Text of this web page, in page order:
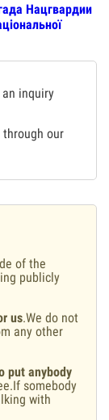
Нацгвардии
inquiry
our
of the
publicly
us.We do not
any other
put anybody
somebody
with